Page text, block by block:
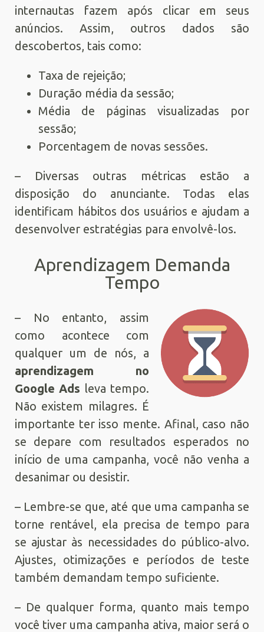
internautas fazem após clicar em seus
anúncios. Assim, outros dados são
descobertos, tais como:
Taxa de rejeição;
Duração média da sessão;
Média de páginas visualizadas por
sessão;
Porcentagem de novas sessões.
– Diversas outras métricas estão a
disposição do anunciante. Todas elas
identificam hábitos dos usuários e ajudam a
desenvolver estratégias para envolvê-los.
Aprendizagem Demanda
Tempo
– No entanto, assim
como acontece com
qualquer um de nós, a
aprendizagem no
Google Ads leva tempo.
Não existem milagres. É
importante ter isso mente. Afinal, caso não
se depare com resultados esperados no
início de uma campanha, você não venha a
desanimar ou desistir.
– Lembre-se que, até que uma campanha se
torne rentável, ela precisa de tempo para
se ajustar às necessidades do público-alvo.
Ajustes, otimizações e períodos de teste
também demandam tempo suficiente.
– De qualquer forma, quanto mais tempo
você tiver uma campanha ativa, maior será o